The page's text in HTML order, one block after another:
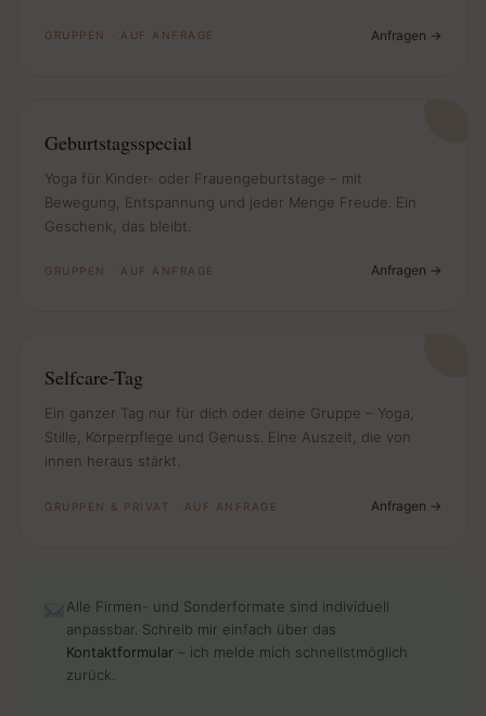
GRUPPEN · AUF ANFRAGE Anfragen
Geburtstags­special
Yoga für Kinder- oder Frauengeburtstage – mit
Bewegung, Entspannung und jeder Menge Freude. Ein
Geschenk, das bleibt.
GRUPPEN · AUF ANFRAGE Anfragen
Selfcare-Tag
Ein ganzer Tag nur für dich oder deine Gruppe – Yoga,
Stille, Körperpflege und Genuss. Eine Auszeit, die von
innen heraus stärkt.
GRUPPEN & PRIVAT · AUF ANFRAGE Anfragen
Alle Firmen- und Sonderformate sind individuell
anpassbar. Schreib mir einfach über das
Kontaktformular– ich melde mich schnellstmöglich
zurück.